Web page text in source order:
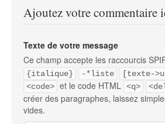
Ajoutez votre commentaire
Texte de votre message
Ce champ accepte les raccourcis
{italique}
-*liste [texte-
<code> et le code HTML <q>
créer des paragraphes, laissez
vides.